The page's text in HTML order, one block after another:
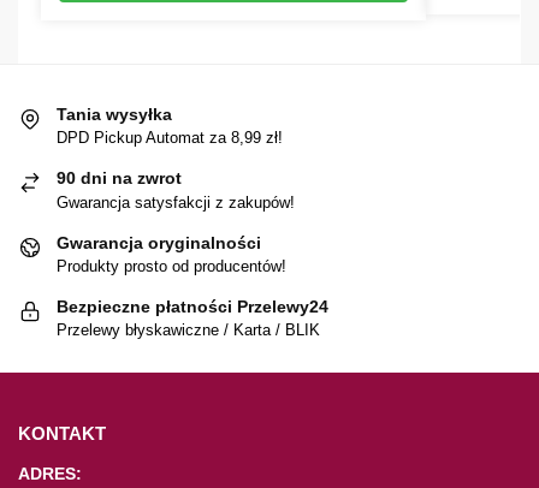
Tania wysyłka
DPD Pickup Automat za 8,99 zł!
90 dni na zwrot
Gwarancja satysfakcji z zakupów!
Gwarancja oryginalności
Produkty prosto od producentów!
Bezpieczne płatności Przelewy24
Przelewy błyskawiczne / Karta / BLIK
KONTAKT
ADRES: